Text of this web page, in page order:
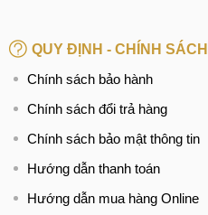
lần.
Kiểm tra xem các góc
QUY ĐỊNH - CHÍNH SÁCH
Chính sách bảo hành
Chính sách đổi trả hàng
Chính sách bảo mật thông tin
Hướng dẫn thanh toán
Hướng dẫn mua hàng Online